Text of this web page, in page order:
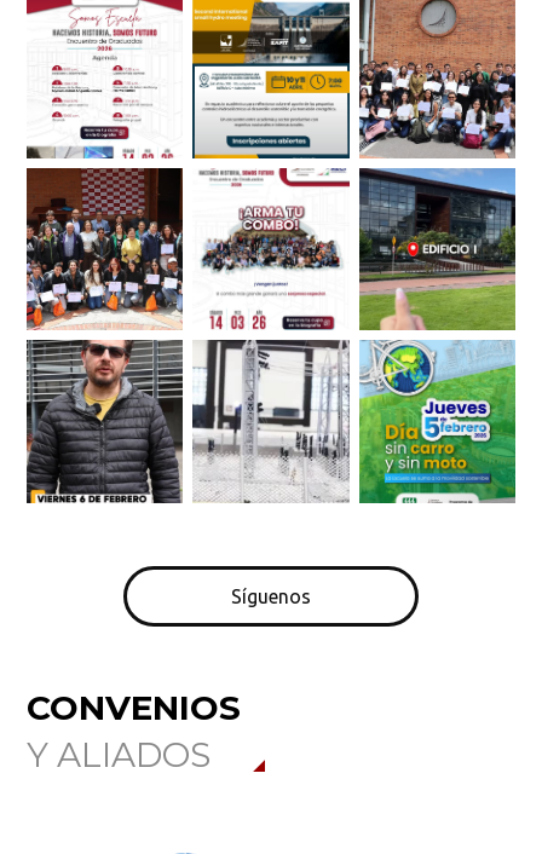
Síguenos
CONVENIOS
Y ALIADOS